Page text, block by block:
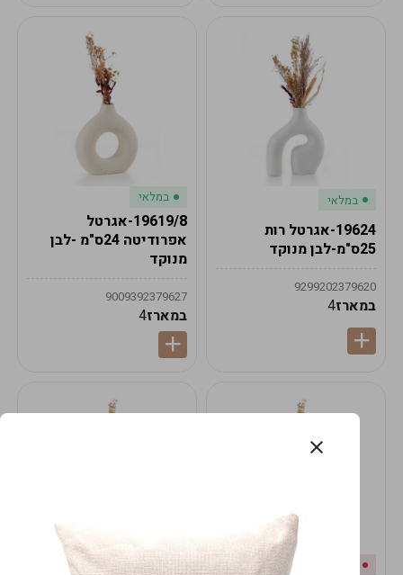
במלאי
19624-אגרטל רות
25ס"מ-לבן מנוקד
9299202379620
במארז4
במלאי
19619/8-אגרטל
אפרודיטה 24ס"מ -לבן
מנוקד
9009392379627
במארז4
במלאי